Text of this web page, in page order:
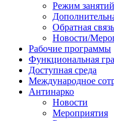
Режим занятий
Обратная связь
Новости/
Рабочие программы
Функциональная
Доступная среда
Международное
Антинарко
Новости
Мероприятия